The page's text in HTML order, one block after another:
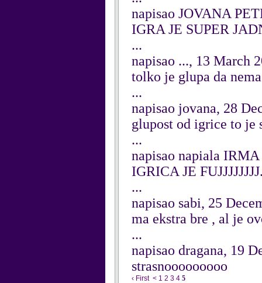
napisao JOVANA
IGRA JE SUPER
...
napisao ..., 13 March
tolko je glupa da
...
napisao jovana, 28
glupost od igrice to je
...
napisao napiala
IGRICA JE
...
napisao sabi, 25
ma ekstra bre , al je
...
napisao dragana, 19
strasnooooooooo
‹ First < 1 2 3 4 5